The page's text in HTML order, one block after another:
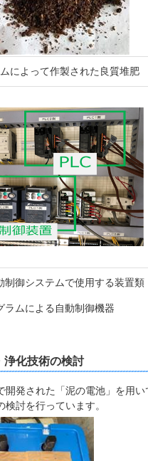
によって作製された良質堆肥
制御システムで使用する装置類
ムによる自動制御機器
浄化技術の検討
発された「泥の電池」を用い
討を行っています。